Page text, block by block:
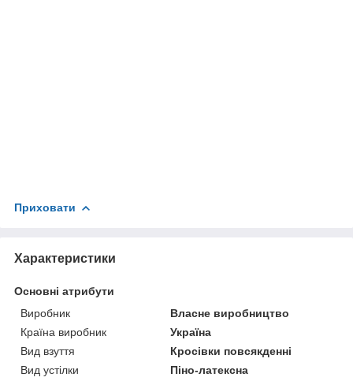
Приховати
Характеристики
Основні атрибути
Виробник
Власне виробництво
Країна виробник
Україна
Вид взуття
Кросівки повсякденні
Вид устілки
Піно-латексна